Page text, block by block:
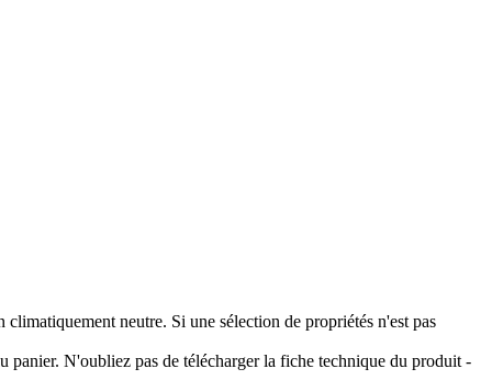
neutre. Si une sélection de propriétés n'est pas
panier. N'oubliez pas de télécharger la fiche technique du produit -